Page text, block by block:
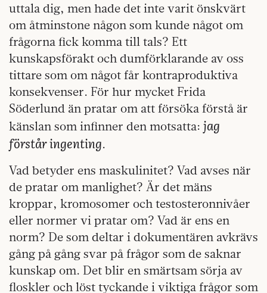
uttala dig, men hade det inte varit önskvärt
om åtminstone någon som kunde något om
frågorna fick komma till tals? Ett
kunskapsförakt och dumförklarande av oss
tittare som om något får kontraproduktiva
konsekvenser. För hur mycket Frida
Söderlund än pratar om att försöka förstå är
känslan som infinner den motsatta: jag
förstår ingenting.
Vad betyder ens maskulinitet? Vad avses när
de pratar om manlighet? Är det mäns
kroppar, kromosomer och testosteronnivåer
eller normer vi pratar om? Vad är ens en
norm? De som deltar i dokumentären avkrävs
gång på gång svar på frågor som de saknar
kunskap om. Det blir en smärtsam sörja av
floskler och löst tyckande i viktiga frågor som